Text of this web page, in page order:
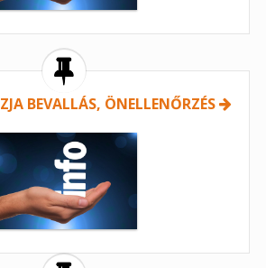
BEVALLÁS, ÖNELLENŐRZÉS